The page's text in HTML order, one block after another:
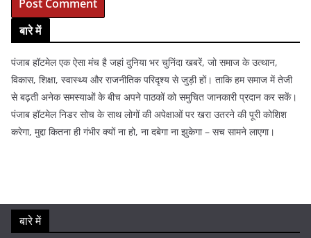
बारे में
पंजाब हॉटमेल एक ऐसा मंच है जहां दुनिया भर चुनिंदा खबरें, जो समाज के उत्थान,
विकास, शिक्षा, स्वास्थ्य और राजनीतिक परिदृश्य से जुड़ी हों। ताकि हम समाज में तेजी
से बढ़ती अनेक समस्याओं के बीच अपने पाठकों को समुचित जानकारी प्रदान कर सकें।
पंजाब हॉटमेल निडर सोच के साथ लोगों की अपेक्षाओं पर खरा उतरने की पूरी कोशिश
करेगा, मुद्दा कितना ही गंभीर क्यों ना हो, ना दबेगा ना झुकेगा – सच सामने लाएगा।
बारे में